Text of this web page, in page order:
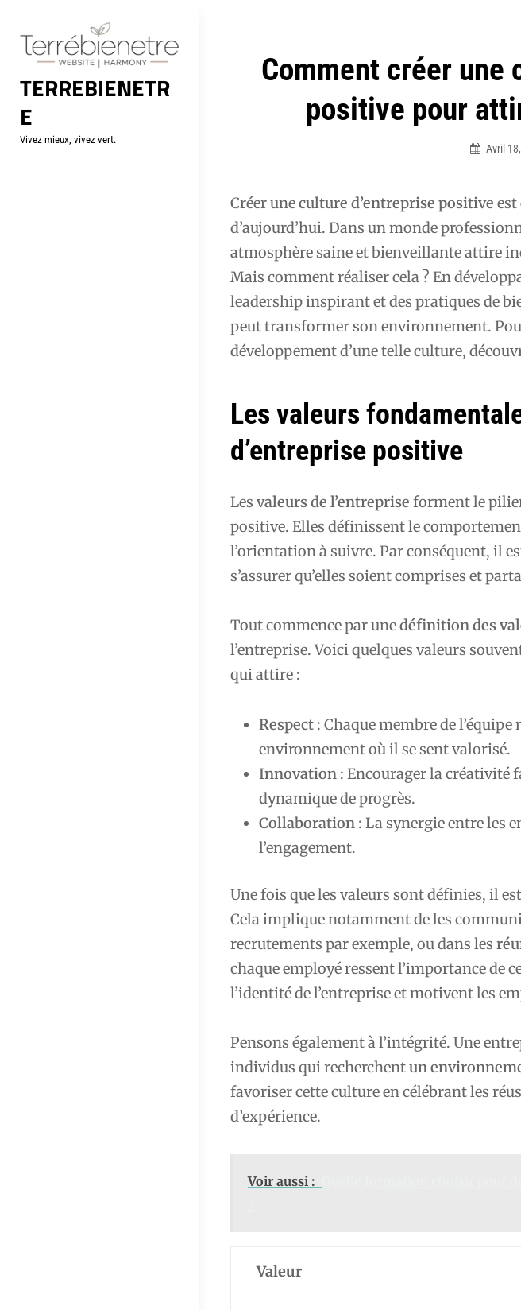
contenu
TERREBIENETR
E
Vivez mieux, vivez vert.
Comment créer une
positive pour
Avril
Créer uneculture d’entreprise positive est
d’aujourd’hui. Dans un monde
atmosphère saine et bienveillante attire
Mais comment réaliser cela ? En
leadership inspirant et des pratiques de
peut transformer son environnement.
développement d’une telle culture,
Les valeurs
d’entreprise positive
Les valeurs de l’entreprise forment le
positive. Elles définissent le
l’orientation à suivre. Par conséquent, il
s’assurer qu’elles soient comprises et
Tout commence par unedéfinition des
l’entreprise. Voici quelques valeurs
qui attire :
Respect : Chaque membre de
environnement où il se sent valorisé.
Innovation : Encourager la créativité
dynamique de progrès.
Collaboration : La synergie entre les
l’engagement.
Une fois que les valeurs sont définies, il
Cela implique notamment de les
recrutements par exemple, ou dans les
chaque employé ressent l’importance de
l’identité de l’entreprise et motivent les
Pensons également à l’intégrité. Une
individus qui recherchentun
favoriser cette culture en célébrant les
d’expérience.
Voir aussi :
Valeur
Navigation